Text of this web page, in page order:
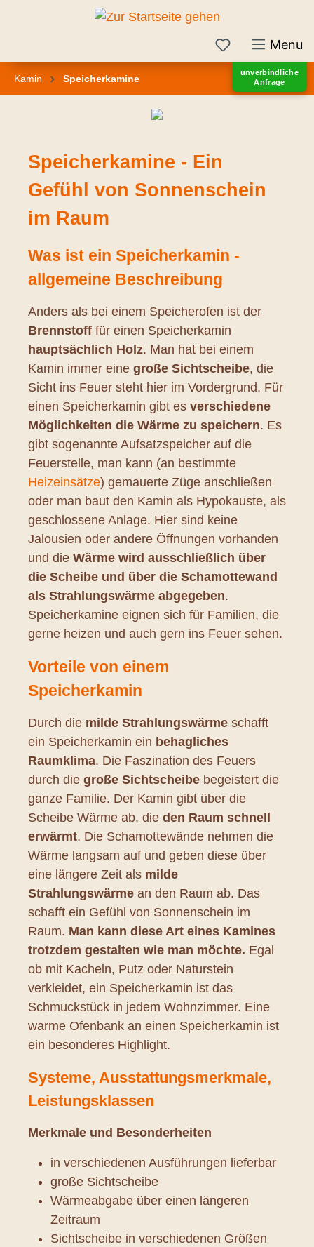
unverbindliche
Anfrage
Menu
Kamin Speicherkamine
Speicherkamine - Ein
Gefühl von Sonnenschein
im Raum
Was ist ein Speicherkamin -
allgemeine Beschreibung
Anders als bei einem Speicherofen ist der
Brennstoff für einen Speicherkamin
hauptsächlich Holz. Man hat bei einem
Kamin immer eine große Sichtscheibe, die
Sicht ins Feuer steht hier im Vordergrund. Für
einen Speicherkamin gibt es verschiedene
Möglichkeiten die Wärme zu speichern. Es
gibt sogenannte Aufsatzspeicher auf die
Feuerstelle, man kann (an bestimmte
Heizeinsätze) gemauerte Züge anschließen
oder man baut den Kamin als Hypokauste, als
geschlossene Anlage. Hier sind keine
Jalousien oder andere Öffnungen vorhanden
und die Wärme wird ausschließlich über
die Scheibe und über die Schamottewand
als Strahlungswärme abgegeben.
Speicherkamine eignen sich für Familien, die
gerne heizen und auch gern ins Feuer sehen.
Vorteile von einem
Speicherkamin
Durch die milde Strahlungswärme schafft
ein Speicherkamin ein behagliches
Raumklima. Die Faszination des Feuers
durch die große Sichtscheibe begeistert die
ganze Familie. Der Kamin gibt über die
Scheibe Wärme ab, die den Raum schnell
erwärmt. Die Schamottewände nehmen die
Wärme langsam auf und geben diese über
eine längere Zeit als milde
Strahlungswärme an den Raum ab. Das
schafft ein Gefühl von Sonnenschein im
Raum. Man kann diese Art eines Kamines
trotzdem gestalten wie man möchte. Egal
ob mit Kacheln, Putz oder Naturstein
verkleidet, ein Speicherkamin ist das
Schmuckstück in jedem Wohnzimmer. Eine
warme Ofenbank an einen Speicherkamin ist
ein besonderes Highlight.
Systeme, Ausstattungsmerkmale,
Leistungsklassen
Merkmale und Besonderheiten
in verschiedenen Ausführungen lieferbar
große Sichtscheibe
Wärmeabgabe über einen längeren
Zeitraum
Sichtscheibe in verschiedenen Größen